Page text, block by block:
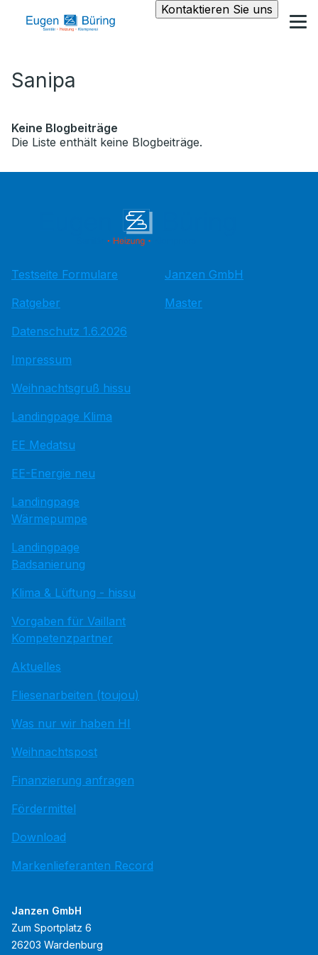
Kontaktieren Sie uns
Sanipa
Keine Blogbeiträge
Die Liste enthält keine Blogbeiträge.
Testseite Formulare
Ratgeber
Datenschutz 1.6.2026
Impressum
Weihnachtsgruß hissu
Landingpage Klima
EE Medatsu
EE-Energie neu
Landingpage
Wärmepumpe
Landingpage
Badsanierung
Klima & Lüftung - hissu
Vorgaben für Vaillant
Kompetenzpartner
Aktuelles
Fliesenarbeiten (toujou)
Was nur wir haben HI
Weihnachtspost
Finanzierung anfragen
Fördermittel
Download
Markenlieferanten Record
Janzen GmbH
Master
Janzen GmbH
Zum Sportplatz 6
26203 Wardenburg